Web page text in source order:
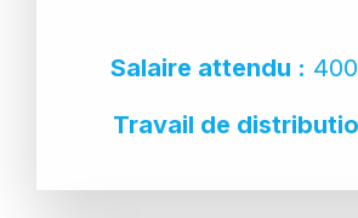
Salaire attendu :
Travail de